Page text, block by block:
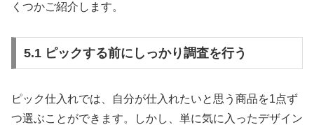
くつかご紹介します。
5.1 ピックする前にしっかり調査を行う
ピック仕入れでは、自分が仕入れたいと思う商品を1点ず
つ選ぶことができます。しかし、単に気に入ったデザイン